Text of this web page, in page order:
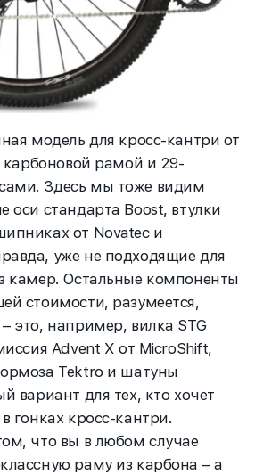
модель для кросс-кантри от
карбоновой рамой и 29-
Здесь мы тоже видим
оси стандарта Boost, втулки
от Novatec и
уже не подходящие для
камер. Остальные компоненты
стоимости, разумеется,
это, например, вилка STG
Advent X от MicroShift,
Tektro и шатуны
вариант для тех, кто хочет
гонках кросс-кантри.
что вы в любом случае
раму из карбона – а